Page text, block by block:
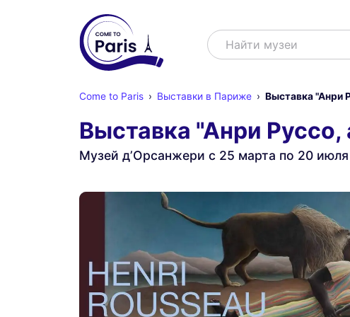
ПоискНайти ш
Come to Paris Выставки в Париже Выставка "Анри
Выставка "Анри
Музей д’Орсанжери с 25 марта по 20